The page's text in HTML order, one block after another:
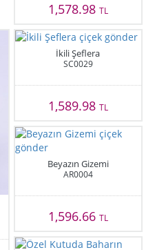
1,578.98 TL
İkili Şeflera
SC0029
1,589.98 TL
Beyazın Gizemi
AR0004
1,596.66 TL